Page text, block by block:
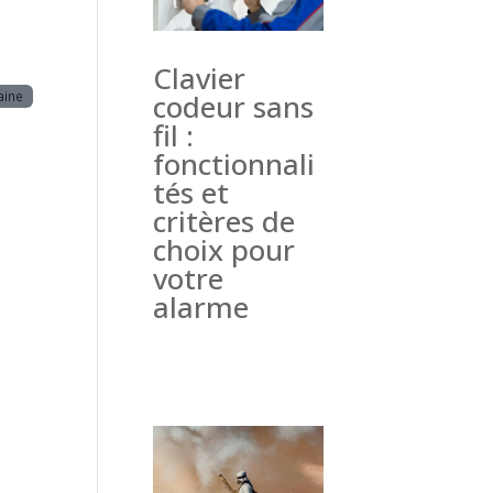
Clavier
codeur sans
fil :
fonctionnali
tés et
critères de
choix pour
votre
alarme